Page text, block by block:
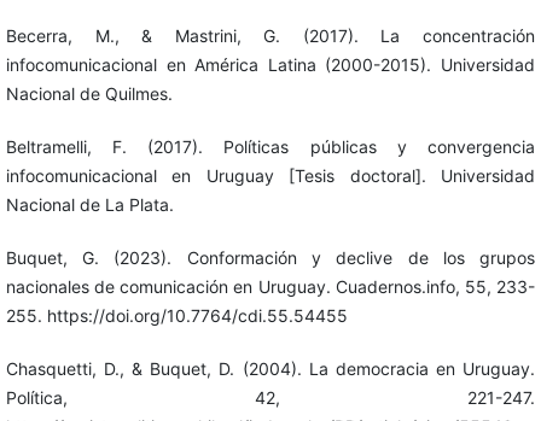
Becerra, M., & Mastrini, G. (2017). La concentración
infocomunicacional en América Latina (2000-2015). Universidad
Nacional de Quilmes.
Beltramelli, F. (2017). Políticas públicas y convergencia
infocomunicacional en Uruguay [Tesis doctoral]. Universidad
Nacional de La Plata.
Buquet, G. (2023). Conformación y declive de los grupos
nacionales de comunicación en Uruguay. Cuadernos.info, 55, 233-
255. https://doi.org/10.7764/cdi.55.54455
Chasquetti, D., & Buquet, D. (2004). La democracia en Uruguay.
Política, 42, 221-247.